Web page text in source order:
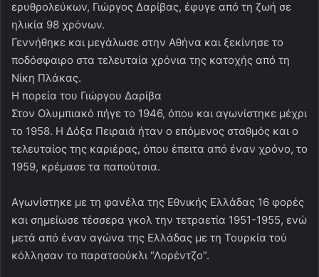
ερυθρολεύκων, Γιώργος Δαρίβας, έφυγε από τη ζωή σε
ηλικία 98 χρόνων.
Γεννήθηκε και μεγάλωσε στην Αθήνα και ξεκίνησε το
ποδόσφαιρο στα τελευταία χρόνια της κατοχής από τη
Νίκη Πλάκας.
Η πορεία του Γιώργου Δαρίβα
Στον Ολυμπιακό πήγε το 1946, όπου και αγωνίστηκε μέχρι
το 1958. Η Δόξα Πειραιά ήταν ο επόμενος σταθμός και ο
τελευταίος της καριέρας, όπου έπειτα από έναν χρόνο, το
1959, κρέμασε τα παπούτσια.
Αγωνίστηκε με τη φανέλα της Εθνικής Ελλάδας 16 φορές
και σημείωσε τέσσερα γκολ την τετραετία 1951-1955, ενώ
μετά από έναν αγώνα της Ελλάδας με τη Τουρκία τού
κόλλησαν το παρατσούκλι “Λορέντζο”.